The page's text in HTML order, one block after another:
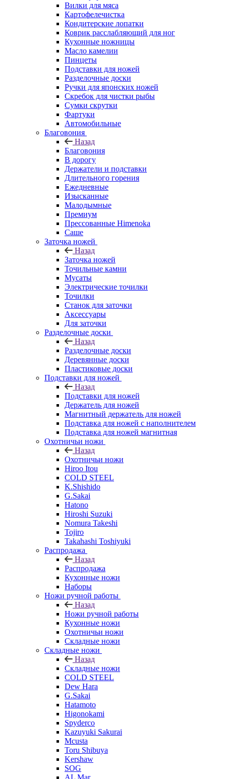
Вилки для мяса
Картофелечистка
Кондитерские лопатки
Коврик расслабляющий для ног
Кухонные ножницы
Масло камелии
Пинцеты
Подставки для ножей
Разделочные доски
Ручки для японских ножей
Скребок для чистки рыбы
Сумки скрутки
Фартуки
Автомобильные
Благовония
Назад
Благовония
В дорогу
Держатели и подставки
Длительного горения
Ежедневные
Изысканные
Малодымные
Премиум
Прессованные Himenoka
Саше
Заточка ножей
Назад
Заточка ножей
Точильные камни
Мусаты
Электрические точилки
Точилки
Станок для заточки
Аксессуары
Для заточки
Разделочные доски
Назад
Разделочные доски
Деревянные доски
Пластиковые доски
Подставки для ножей
Назад
Подставки для ножей
Держатель для ножей
Магнитный держатель для ножей
Подставка для ножей с наполнителем
Подставка для ножей магнитная
Охотничьи ножи
Назад
Охотничьи ножи
Hiroo Itou
COLD STEEL
K.Shishido
G.Sakai
Hatono
Hiroshi Suzuki
Nomura Takeshi
Tojiro
Takahashi Toshiyuki
Распродажа
Назад
Распродажа
Кухонные ножи
Наборы
Ножи ручной работы
Назад
Ножи ручной работы
Кухонные ножи
Охотничьи ножи
Складные ножи
Складные ножи
Назад
Складные ножи
COLD STEEL
Dew Hara
G.Sakai
Hatamoto
Higonokami
Spyderco
Kazuyuki Sakurai
Mcusta
Toru Shibuya
Kershaw
SOG
AL Mar